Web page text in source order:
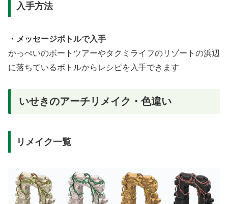
入手方法
・メッセージボトルで入手
かっぺいのボートツアーやタクミライフのリゾートの浜辺
に落ちているボトルからレシピを入手できます
いせきのアーチリメイク・色違い
リメイク一覧